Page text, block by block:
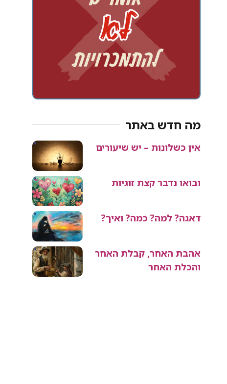
מה חדש באתר
אין כשלונות – יש שיעורים
ובואו נדבר קצת זוגיות
דאגה? למה? כמה? ואיך?
אהבת האחר, קבלת האחר
והכלת האחר